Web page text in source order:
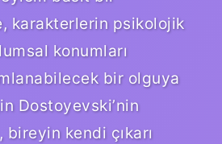
karakterlerin psikolojik
konumları
bir olguya
Dostoyevski’nin
kendi çıkarı